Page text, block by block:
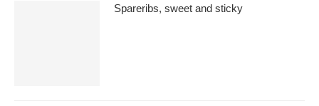
Spareribs, sweet and sticky